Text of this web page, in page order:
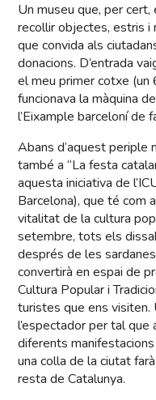
Un museu que, per
recollir objectes, estris i
que convida als
donacions. D’entrada
el meu primer cotxe
funcionava la màquina
l’Eixample barceloní de
Abans d’aquest periple
també a “La festa
aquesta iniciativa de
Barcelona), que té com
vitalitat de la cultura
setembre, tots els
després de les
convertirà en espai de
Cultura Popular i
turistes que ens visiten.
l’espectador per tal
diferents
una colla de la ciutat
resta de Catalunya.